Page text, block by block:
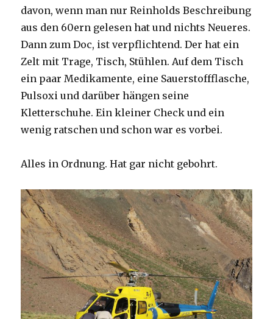
davon, wenn man nur Reinholds Beschreibung
aus den 60ern gelesen hat und nichts Neueres.
Dann zum Doc, ist verpflichtend. Der hat ein
Zelt mit Trage, Tisch, Stühlen. Auf dem Tisch
ein paar Medikamente, eine Sauerstoffflasche,
Pulsoxi und darüber hängen seine
Kletterschuhe. Ein kleiner Check und ein
wenig ratschen und schon war es vorbei.
Alles in Ordnung. Hat gar nicht gebohrt.